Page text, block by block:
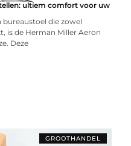
ultiem comfort voor uw
bureaustoel die zowel
is de Herman Miller Aeron
Deze
GROOTHANDEL